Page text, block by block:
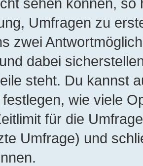
Umfragen zu
zwei
dabei
steht. Du kannst
festlegen, wie viele
für die
Umfrage) und